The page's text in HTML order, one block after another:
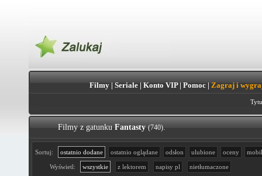
Filmy| Seriale| Konto VIP| Pomoc| Zagraj i
Filmy z gatunkuFantasty (740).
Sortuj: ostatnio dodane ostatnio oglądane odsłon ulubione oceny
Wyświetl: wszystkie z lektorem napisy pl nietłumaczone